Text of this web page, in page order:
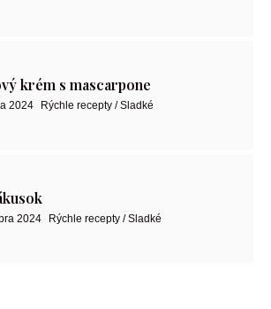
krém s mascarpone
2024 Rýchle recepty / Sladké
2024 Rýchle recepty / Sladké